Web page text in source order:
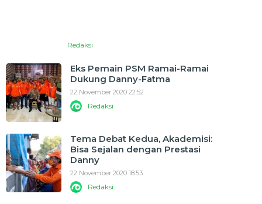
Redaksi
Eks Pemain PSM Ramai-Ramai
Dukung Danny-Fatma
22 November 2020 22:52
Redaksi
Tema Debat Kedua, Akademisi:
Bisa Sejalan dengan Prestasi
Danny
22 November 2020 18:53
Redaksi